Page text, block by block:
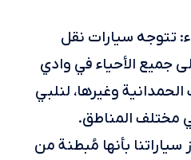
تتوجه سيارات نقل
جميع الأحياء في وادي
وغيرها، لنلبي
مختلف المناطق.
بأنها مُبطنة من